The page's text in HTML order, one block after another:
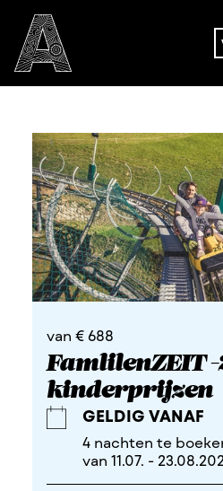
van € 688
FamlilenZEIT -
kinderprijzen
GELDIG VANAF
4 nachten te
van 11.07. -